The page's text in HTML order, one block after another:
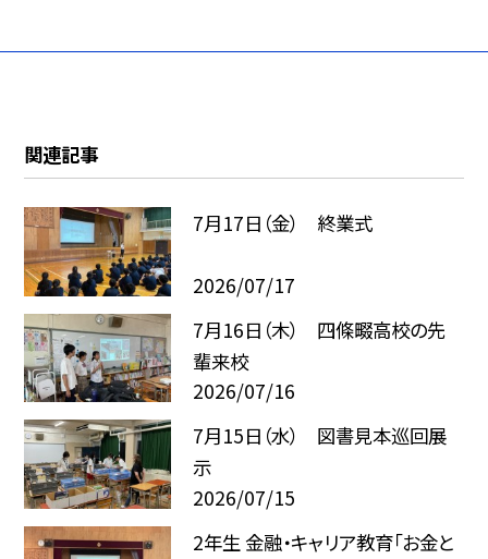
関連記事
7月17日（金） 終業式
2026/07/17
7月16日（木） 四條畷高校の先
輩来校
2026/07/16
7月15日（水） 図書見本巡回展
示
2026/07/15
2年生 金融・キャリア教育「お金と